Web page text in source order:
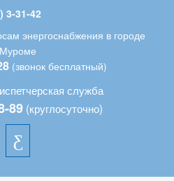
3-31-42
энергоснабжения в городе
Муроме
(звонок бесплатный)
служба
89(круглосуточно)